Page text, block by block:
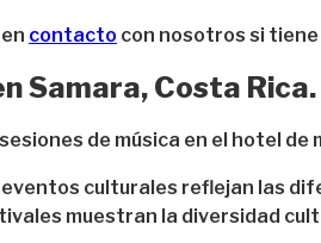
contacto con nosotros si
Samara, Costa Rica.
de música en el hotel de
culturales reflejan las
muestran la diversidad